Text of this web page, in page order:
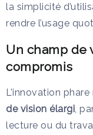
la simplicité
rendre l’usage
Un champ de
compromis
L’innovation
de vision élargi ,
lecture ou du